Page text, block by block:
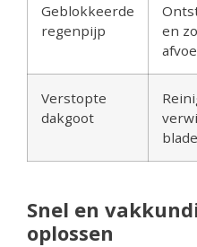
Geblokkeerde
regenpijp
en
Verstopte
dakgoot
Snel en
oplossen